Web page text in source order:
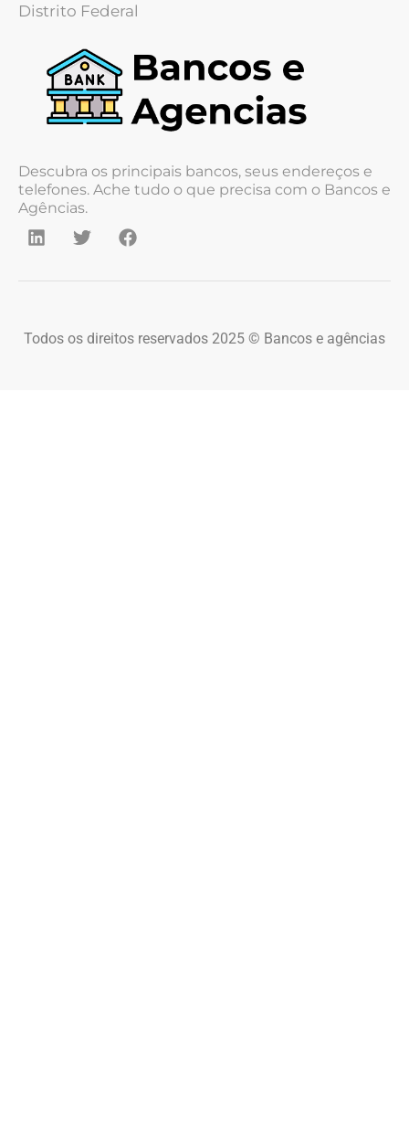
Distrito Federal
Descubra os principais bancos, seus endereços e
telefones. Ache tudo o que precisa com o Bancos e
Agências.
Todos os direitos reservados 2025 © Bancos e agências